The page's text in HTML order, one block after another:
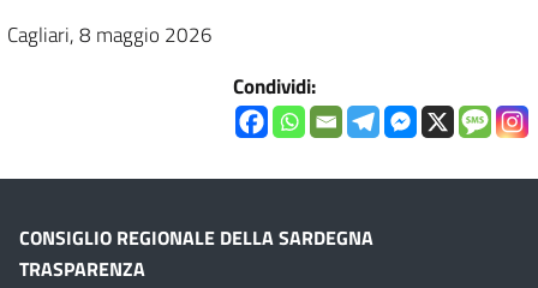
Cagliari, 8 maggio 2026
Condividi:
CONSIGLIO REGIONALE DELLA SARDEGNA
TRASPARENZA